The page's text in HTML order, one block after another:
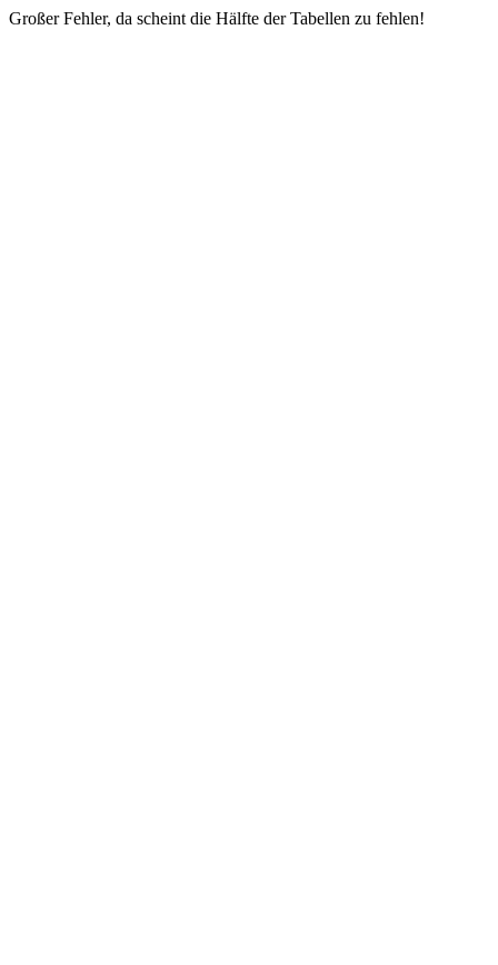
Großer Fehler, da scheint die Hälfte der Tabellen zu fehlen!